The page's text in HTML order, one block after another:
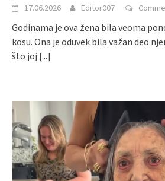
17.06.2026 Editor007
Godinama je ova žena bila veoma
kosu. Ona je oduvek bila važan deo
što joj [...]